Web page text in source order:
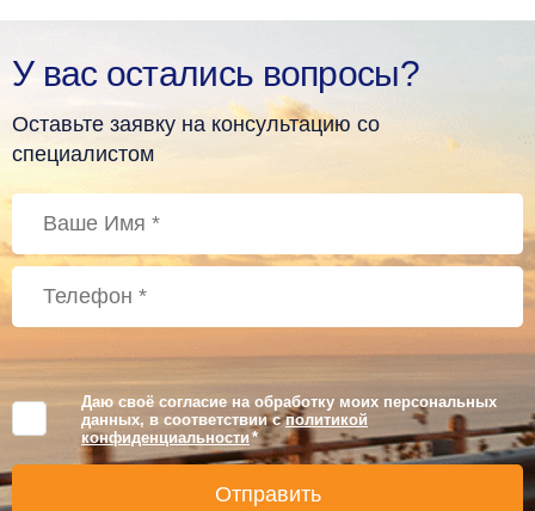
У вас остались вопросы?
Оставьте заявку на консультацию со
специалистом
Даю своё согласие на обработку моих персональных
данных, в соответствии сполитикой
конфиденциальности *